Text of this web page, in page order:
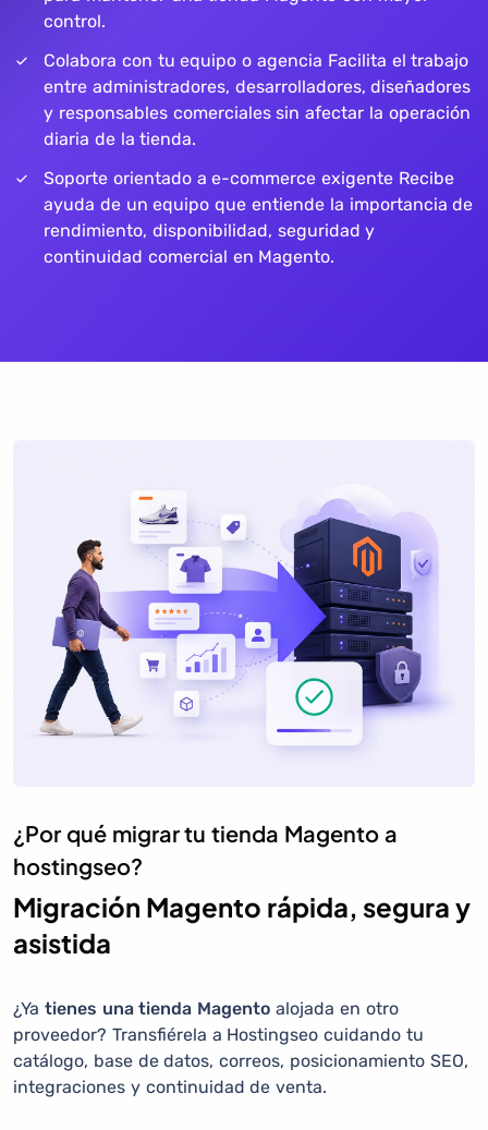
control.
Colabora con tu equipo o agencia Facilita el trabajo
entre administradores, desarrolladores, diseñadores
y responsables comerciales sin afectar la operación
diaria de la tienda.
Soporte orientado a e-commerce exigente Recibe
ayuda de un equipo que entiende la importancia de
rendimiento, disponibilidad, seguridad y
continuidad comercial en Magento.
¿Por qué migrar tu tienda Magento a
hostingseo?
Migración Magento rápida, segura y
asistida
¿Ya tienes una tienda Magento alojada en otro
proveedor? Transfiérela a Hostingseo cuidando tu
catálogo, base de datos, correos, posicionamiento SEO,
integraciones y continuidad de venta.